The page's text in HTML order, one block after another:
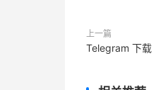
上一篇
Telegram 下载